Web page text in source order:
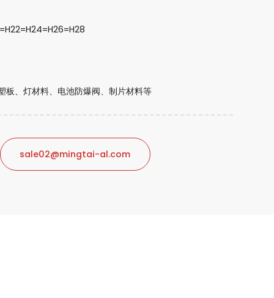
板、灯材料、电池防爆阀、制片材料等
sale02@mingtai-al.com